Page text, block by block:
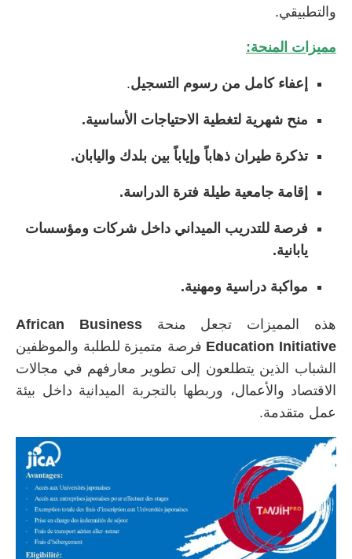
والتطبيقي.
مميزات المنحة:
إعفاء كامل من رسوم التسجيل.
منح شهرية لتغطية الاحتياجات الأساسية.
تذكرة طيران ذهاباً وإياباً بين بلدك واليابان.
إقامة جامعية طيلة فترة الدراسة.
فرصة للتدريب الميداني داخل شركات ومؤسسات
يابانية.
مواكبة دراسية ومهنية.
هذه المميزات تجعل منحةAfrican Business
Education Initiative فرصة متميزة للطلبة والموظفين
الشباب الذين يتطلعون إلى تطوير معارفهم في مجالات
الاقتصاد والأعمال، وربطها بالتجربة الميدانية داخل بيئة
عمل متقدمة.